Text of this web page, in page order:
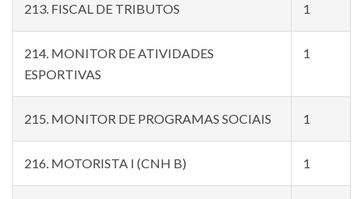
213. FISCAL DE TRIBUTOS 1
214. MONITOR DE ATIVIDADES
ESPORTIVAS
1
215. MONITOR DE PROGRAMAS SOCIAIS 1
216. MOTORISTA I (CNH B) 1